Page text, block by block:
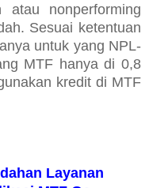
atau nonperforming
Sesuai ketentuan
untuk yang NPL-
MTF hanya di 0,8
kredit di MTF
Layanan